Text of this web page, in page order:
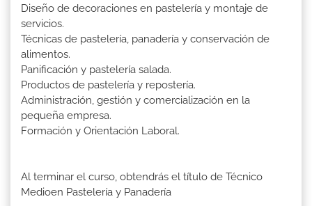
Diseño de decoraciones en pastelería y montaje de
servicios.
Técnicas de pastelería, panadería y conservación de
alimentos.
Panificación y pastelería salada.
Productos de pastelería y repostería.
Administración, gestión y comercialización en la
pequeña empresa.
Formación y Orientación Laboral.
Al terminar el curso, obtendrás el título de Técnico
Medioen Pastelería y Panadería